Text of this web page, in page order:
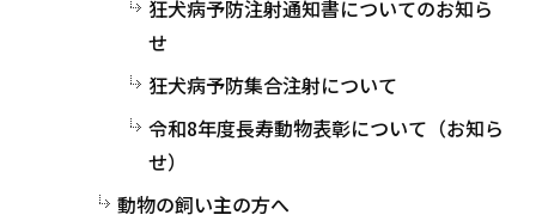
狂犬病予防注射通知書についてのお知ら
せ
狂犬病予防集合注射について
令和8年度長寿動物表彰について（お知ら
せ）
動物の飼い主の方へ